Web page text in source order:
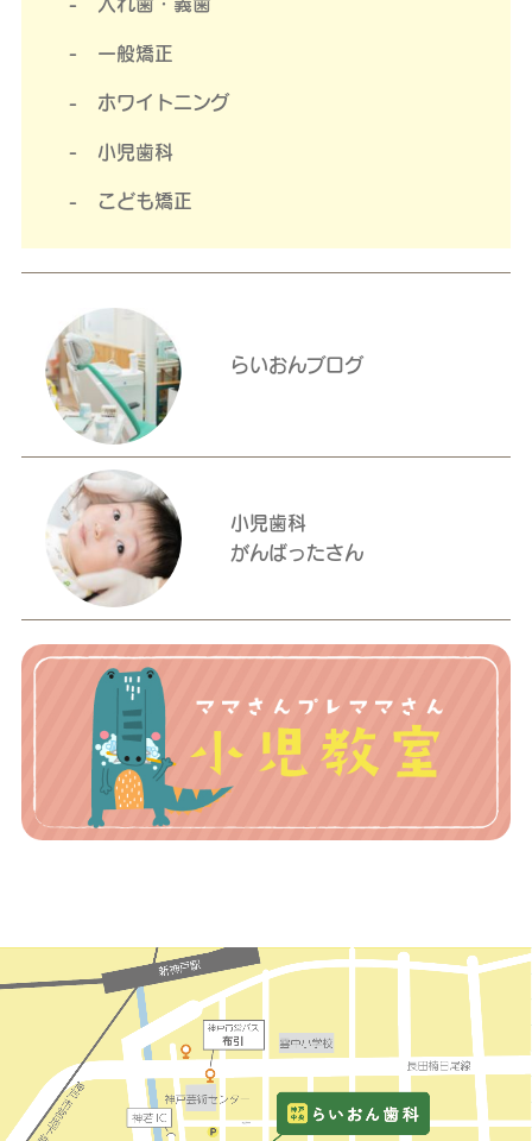
入れ歯・義歯
一般矯正
ホワイトニング
小児歯科
こども矯正
らいおんブログ
小児歯科
がんばったさん